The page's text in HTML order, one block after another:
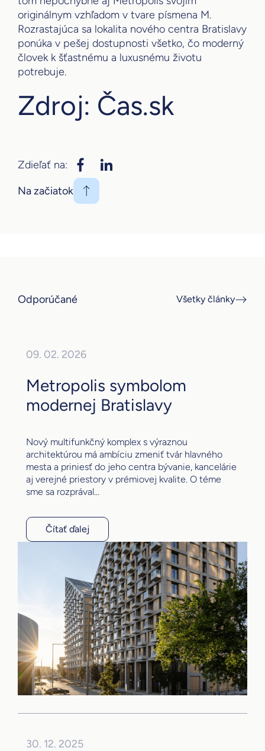
originálnym vzhľadom v tvare písmena M.
Rozrastajúca sa lokalita nového centra Bratislavy
ponúka v pešej dostupnosti všetko, čo moderný
človek k šťastnému a luxusnému životu
potrebuje.
Zdroj: Čas.sk
Zdieľať na:
Na začiatok
Odporúčané Všetky články
09. 02. 2026
Metropolis symbolom
modernej Bratislavy
Nový multifunkčný komplex s výraznou
architektúrou má ambíciu zmeniť tvár hlavného
mesta a priniesť do jeho centra bývanie, kancelárie
aj verejné priestory v prémiovej kvalite. O téme
sme sa rozprával...
Čítať ďalej
30. 12. 2025